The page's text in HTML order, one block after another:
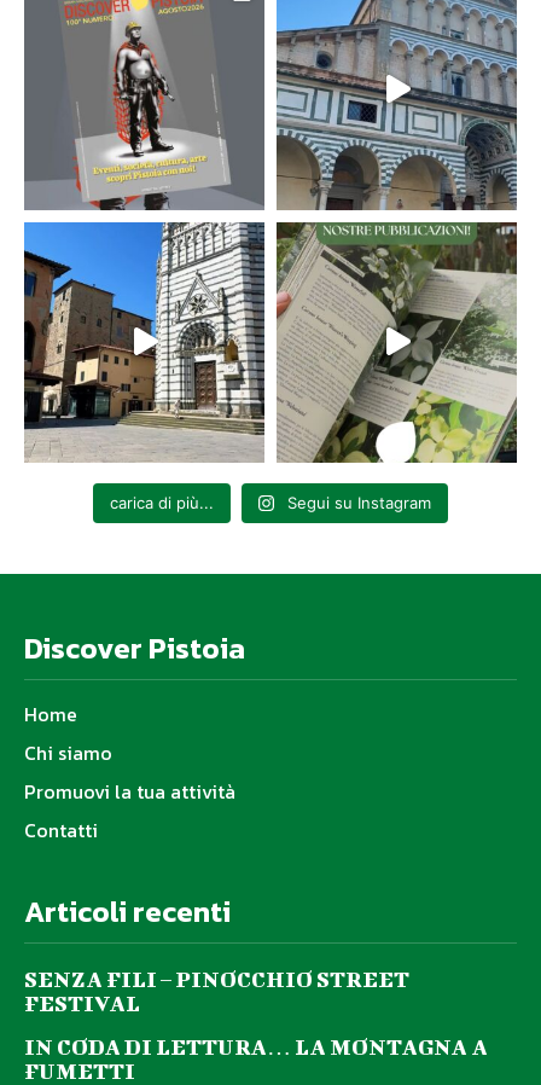
carica di più... Segui su Instagram
Discover Pistoia
Home
Chi siamo
Promuovi la tua attività
Contatti
Articoli recenti
SENZA FILI – PINOCCHIO STREET
FESTIVAL
IN CODA DI LETTURA… LA MONTAGNA A
FUMETTI